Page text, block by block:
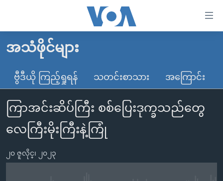
လွယ်ကူ
သည့်
Link
များ
ပင်မ
သို့
မူလစာမျက်နှာ
မြန်မာ
ကမ္ဘာ့သတင်းများ
နိုင်ငံတကာ
အမေရိကန်
အစ္စရေး-ပါလက်စတိုင်း
ဗွီဒီယို
သတင်းလွတ်လပ်ခွင့်
ရပ်ဝန်းတခု လမ်းတခု အလွန်
အင်္ဂလိပ်စာလေ့လာမယ်
အသံဖိုင်များ
ဗွီဒီယို ကြည့်ရှုရန် သတင်းစာသား အကြောင်း
ကြာအင်းဆိပ်ကြီး စစ်ပြေးဒုက္ခသည်တွေ
လေကြီးမိုးကြီးနဲ့ကြုံ
၂၀ ဇူလိုင္၊ ၂၀၂၃